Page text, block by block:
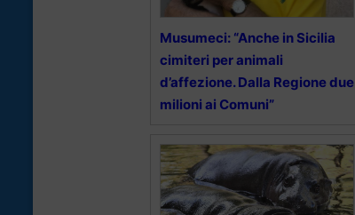
Musumeci: “Anche in Sicilia
cimiteri per animali
d’affezione. Dalla Regione due
milioni ai Comuni”